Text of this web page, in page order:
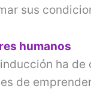
sus
humanos
ha
de